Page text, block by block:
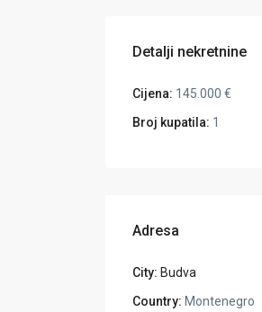
Detalji nekretnine
Cijena: 145.000 €
Broj kupatila: 1
Adresa
City: Budva
Country: Montenegro